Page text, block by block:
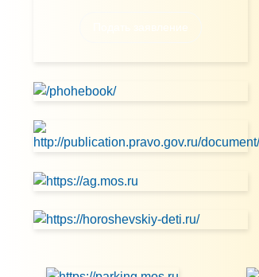
Подать заявление